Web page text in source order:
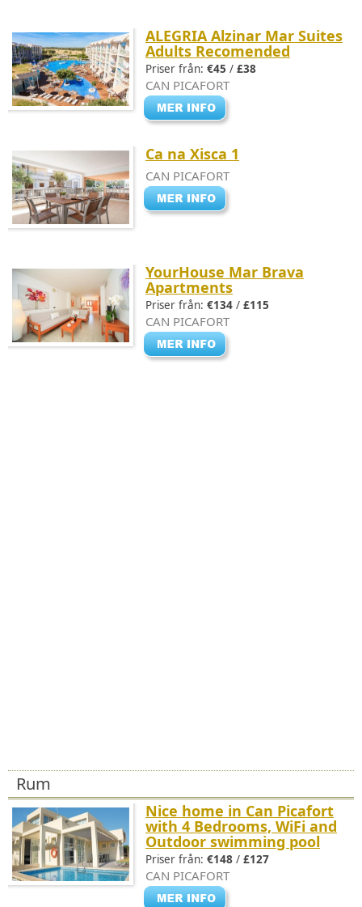
ALEGRIA Alzinar Mar Suites
Adults Recomended
Priser från: €45 / £38
CAN PICAFORT
Ca na Xisca 1
CAN PICAFORT
YourHouse Mar Brava
Apartments
Priser från: €134 / £115
CAN PICAFORT
Rum
Nice home in Can Picafort
with 4 Bedrooms, WiFi and
Outdoor swimming pool
Priser från: €148 / £127
CAN PICAFORT